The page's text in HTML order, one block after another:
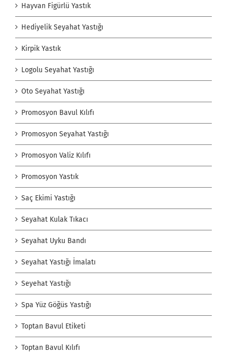
Hayvan Figürlü Yastık
Hediyelik Seyahat Yastığı
Kirpik Yastık
Logolu Seyahat Yastığı
Oto Seyahat Yastığı
Promosyon Bavul Kılıfı
Promosyon Seyahat Yastığı
Promosyon Valiz Kılıfı
Promosyon Yastık
Saç Ekimi Yastığı
Seyahat Kulak Tıkacı
Seyahat Uyku Bandı
Seyahat Yastığı İmalatı
Seyehat Yastığı
Spa Yüz Göğüs Yastığı
Toptan Bavul Etiketi
Toptan Bavul Kılıfı